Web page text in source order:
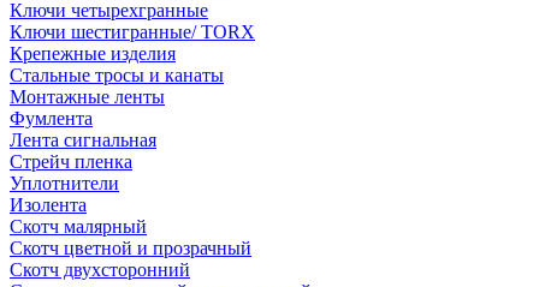
Ключи четырехгранные
Ключи шестигранные/ TORX
Крепежные изделия
Стальные тросы и канаты
Монтажные ленты
Фумлента
Лента сигнальная
Стрейч пленка
Уплотнители
Изолента
Скотч малярный
Скотч цветной и прозрачный
Скотч двухсторонний